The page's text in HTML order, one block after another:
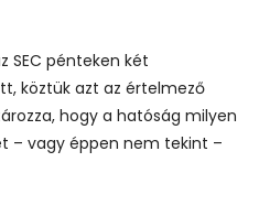
SEC pénteken két
köztük azt az értelmező
hogy a hatóság milyen
– vagy éppen nem tekint –